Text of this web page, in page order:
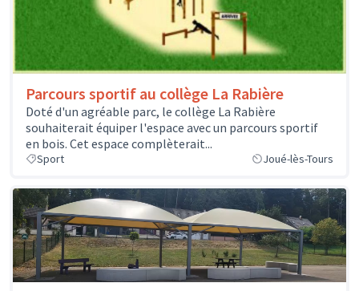
Parcours sportif au collège La Rabière
Doté d'un agréable parc, le collège La Rabière
souhaiterait équiper l'espace avec un parcours sportif
en bois. Cet espace complèterait...
Sport Joué-lès-Tours